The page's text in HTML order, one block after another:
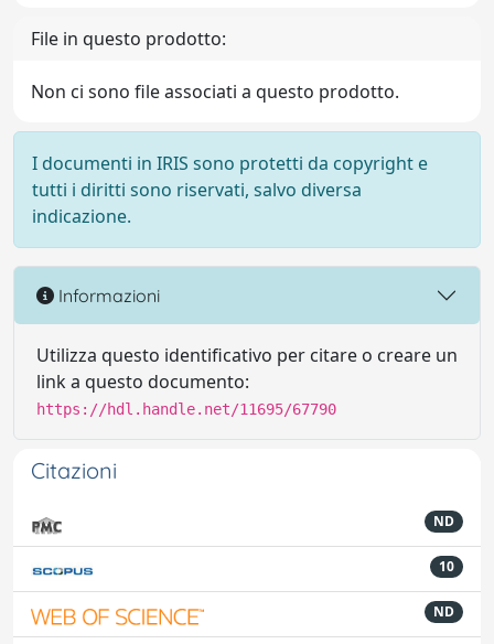
File in questo prodotto:
Non ci sono file associati a questo prodotto.
I documenti in IRIS sono protetti da copyright e
tutti i diritti sono riservati, salvo diversa
indicazione.
Informazioni
Utilizza questo identificativo per citare o creare un
link a questo documento:
https://hdl.handle.net/11695/67790
Citazioni
ND
10
ND